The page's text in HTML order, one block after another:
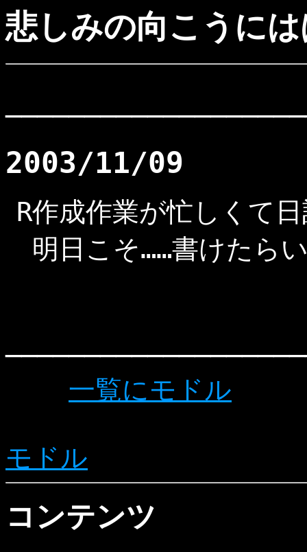
悲しみの向こうに
2003/11/09
R作成作業が忙しくて
明日こそ……書けたら
一覧にモドル
モドル
コンテンツ